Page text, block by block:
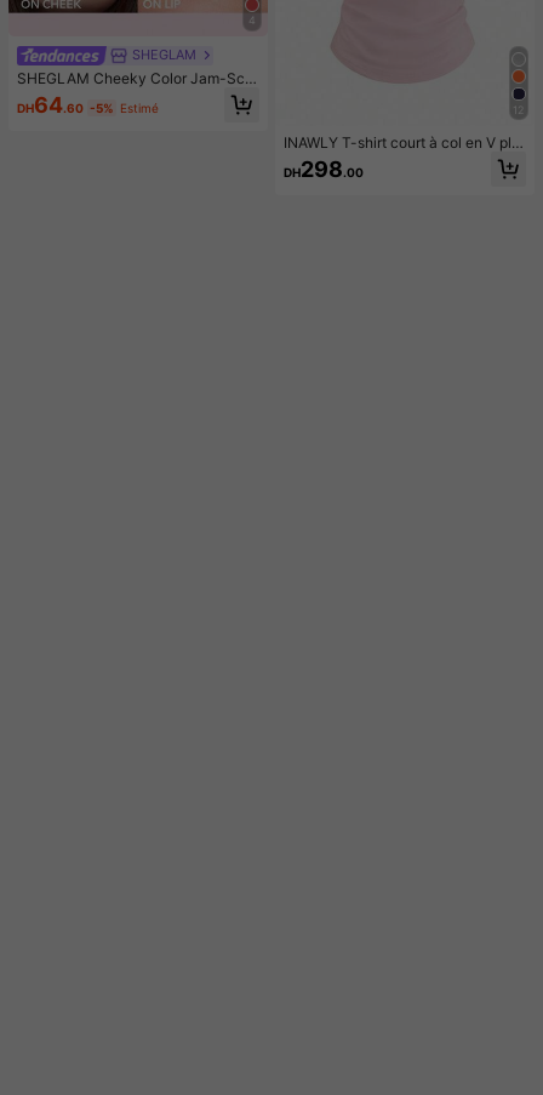
4
SHEGLAM
SHEGLAM Cheeky Color Jam-Scar
let Sunset Rouge Marque De Beaut
é CosméTique Maquillage Pour Fe
DH64.60 -5% Estimé 12
INAWLY T-shirt court à col en V plis
sé avec imprimé nœud pour femme
s
DH298.00